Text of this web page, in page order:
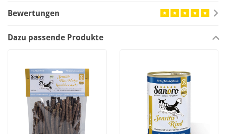
Bewertungen
Dazu passende Produkte